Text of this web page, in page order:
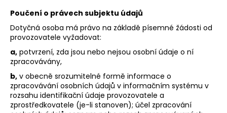
Poučení o právech subjektu údajů
Dotyčná osoba má právo na základě písemné žádosti od
provozovatele vyžadovat:
a, potvrzení, zda jsou nebo nejsou osobní údaje o ní
zpracovávány,
b, v obecně srozumitelné formě informace o
zpracovávání osobních údajů v informačním systému v
rozsahu identifikační údaje provozovatele a
zprostředkovatele (je-li stanoven); účel zpracování
č
u
j
e
m
e